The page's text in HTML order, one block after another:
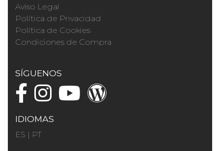
Aviso Legal
Política de Privacidad
Política de Cookies
Condiciones de Compra
SÍGUENOS
IDIOMAS
ES | PT